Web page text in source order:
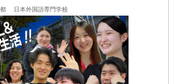
日本外国語専門学校